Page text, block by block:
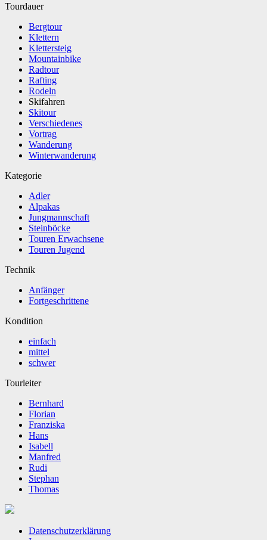
Tourdauer
Bergtour
Klettern
Klettersteig
Mountainbike
Radtour
Rafting
Rodeln
Skifahren
Skitour
Verschiedenes
Vortrag
Wanderung
Winterwanderung
Kategorie
Adler
Alpakas
Jungmannschaft
Steinböcke
Touren Erwachsene
Touren Jugend
Technik
Anfänger
Fortgeschrittene
Kondition
einfach
mittel
schwer
Tourleiter
Bernhard
Florian
Franziska
Hans
Isabell
Manfred
Rudi
Stephan
Thomas
Datenschutzerklärung